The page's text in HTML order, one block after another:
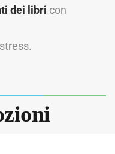
dei libri con